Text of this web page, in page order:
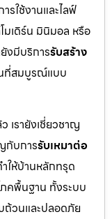
ใช้งานและไลฟ์
มเดิร์น มินิมอล หรือ
งมีบริการรับสร้าง
ที่สมบูรณ์แบบ
เรายังเชี่ยวชาญ
กับการรับเหมาต่อ
ให้บ้านหลักทรุด
คพื้นฐาน ทั้งระบบ
ถ้วนและปลอดภัย